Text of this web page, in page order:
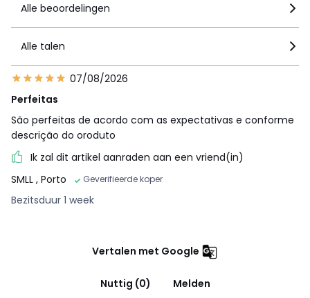
Alle beoordelingen
Alle talen
07/08/2026
Perfeitas
São perfeitas de acordo com as expectativas e conforme
descrição do oroduto
Ik zal dit artikel aanraden aan een vriend(in)
SMLL , Porto Geverifieerde koper
Bezitsduur 1 week
Vertalen met Google
Nuttig (0)
Melden